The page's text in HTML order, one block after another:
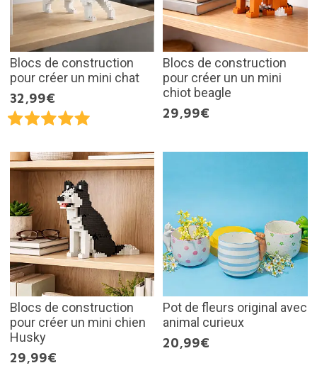
Blocs de construction
pour créer un mini chat
32,99€
Blocs de construction
pour créer un un mini
chiot beagle
29,99€
Blocs de construction
pour créer un mini chien
Husky
29,99€
Pot de fleurs original avec
animal curieux
20,99€